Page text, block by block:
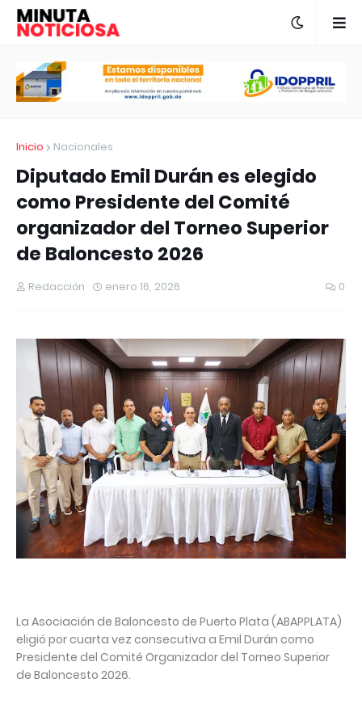
Inicio Nacionales
Diputado Emil Durán es elegido
como Presidente del Comité
organizador del Torneo Superior
de Baloncesto 2026
Redacción enero 16, 2026 0
La Asociación de Baloncesto de Puerto Plata (ABAPPLATA)
eligió por cuarta vez consecutiva a Emil Durán como
Presidente del Comité Organizador del Torneo Superior
de Baloncesto 2026.